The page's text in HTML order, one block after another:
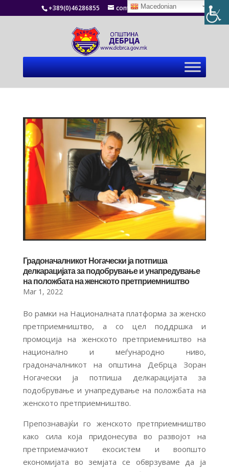
+389(0)46286855 contact@debrca.gov.mk
Градоначалникот Ногачески ја потпиша
делкарацијата за подобрување и унапредување
на положбата на женското претприемништво
Mar 1, 2022
Во рамки на Националната платформа за женско
претприемништво, а со цел поддршка и
промоција на женското претприемништво на
национално и меѓународно ниво,
градоначалникот на општина Дебрца Зоран
Ногачески ја потпиша делкарацијата за
подобрување и унапредување на положбата на
женското претприемништво.
Препознавајќи го женското претприемништво
како сила која придонесува во развојот на
претприемачкиот екосистем и воопшто
економијата во земјата се обврзуваме да ја
Macedonian